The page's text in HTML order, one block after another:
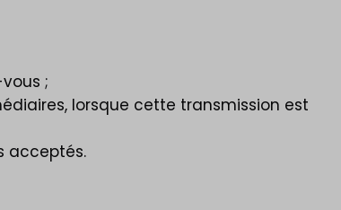
;
lorsque cette transmission est
acceptés.